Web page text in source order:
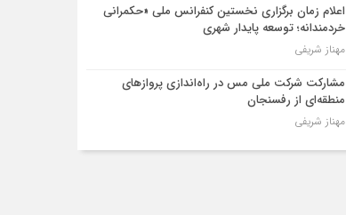
اعلام زمان برگزاری نخستین کنفرانس ملی «حکمرانی
خردمندانه؛ توسعه پایدار شهری
مهناز شریفی
مشارکت شرکت ملی مس در راه‌اندازی پروازهای
منطقه‌ای از رفسنجان
مهناز شریفی